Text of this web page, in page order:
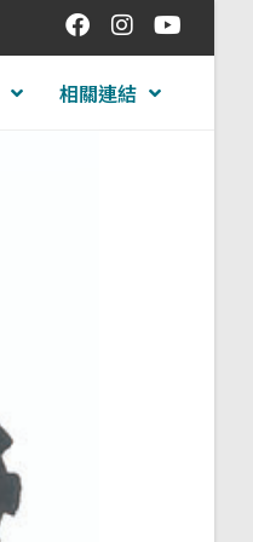
相關連結